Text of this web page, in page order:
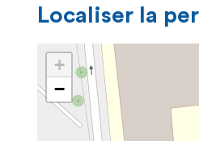
Localiser la
+
−